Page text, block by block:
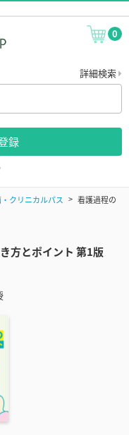
0
詳細検索
録
クリニカルパス
看護過程の
方とポイント 第1版